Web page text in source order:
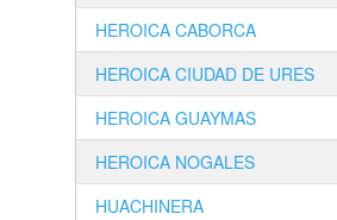
HEROICA CABORCA
HEROICA CIUDAD DE URES
HEROICA GUAYMAS
HEROICA NOGALES
HUACHINERA